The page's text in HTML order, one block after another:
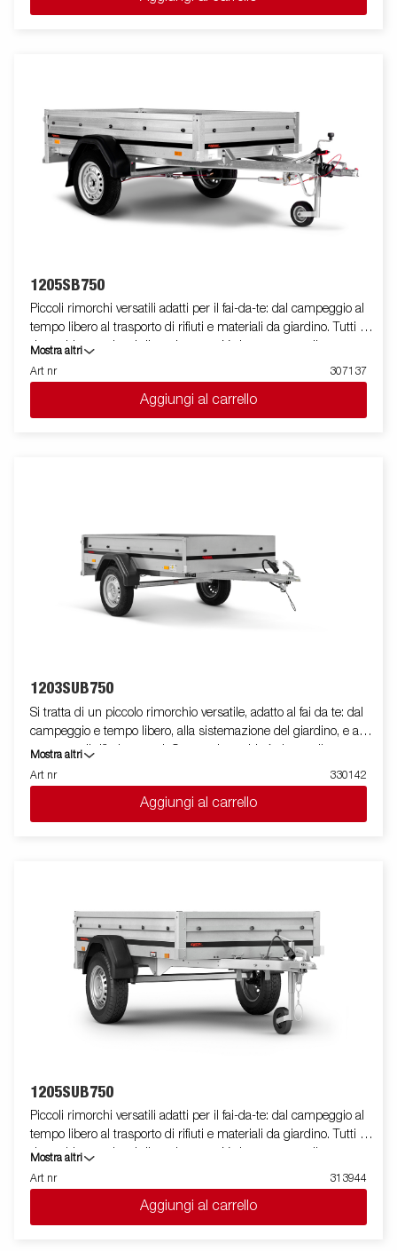
caratteristiche di questa serie, permettono di abbinare il carrello
1205SB750
Piccoli rimorchi versatili adatti per il fai-da-te: dal campeggio al
tempo libero al trasporto di rifiuti e materiali da giardino. Tutti i
rimorchi sono dotati di un timone a V che permette di
raggiungere la propria destinazione in tutta sicurezza e per
alcune versioni sono disponibili con sistema tilt. Il rimorchio può
essere facilmente riposto in posizione verticale per risparmiare
spazio. Sono disponibili una vasta gamma di accessori che
Mostra altri
Art nr
307137
Aggiungi al carrello
1203SUB750
Si tratta di un piccolo rimorchio versatile, adatto al fai da te: dal
campeggio e tempo libero, alla sistemazione del giardino, e al
trasporto di rifiuti e merci. Questo rimorchio è dotato di un
timone a V che ti aiuta a guidare in sicurezza verso la tua
destinazione. Le immagini sono solo a scopo illustrativo e
possono mostrare equipaggiamenti opzionali.
Mostra altri
Art nr
330142
Aggiungi al carrello
1205SUB750
Piccoli rimorchi versatili adatti per il fai-da-te: dal campeggio al
tempo libero al trasporto di rifiuti e materiali da giardino. Tutti i
rimorchi sono dotati di un timone a V che permette di
raggiungere la propria destinazione in tutta sicurezza e per
alcune versioni sono disponibili con sistema tilt. Il rimorchio può
essere facilmente riposto in posizione verticale per risparmiare
spazio. Sono disponibili una vasta gamma di accessori che
Mostra altri
Art nr
313944
Aggiungi al carrello